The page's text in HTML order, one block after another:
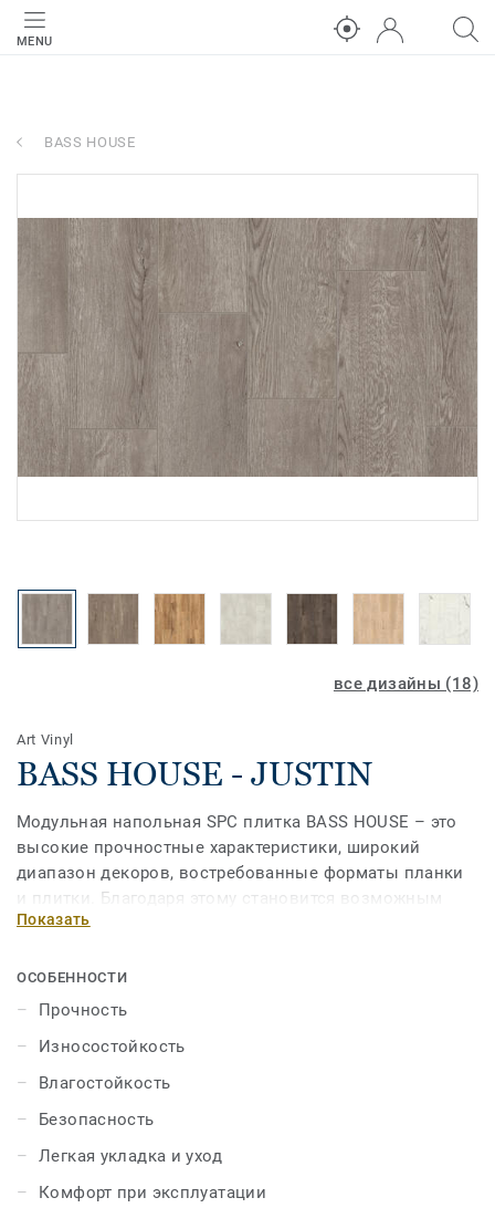
MENU
BASS HOUSE
все дизайны (18)
Art Vinyl
BASS HOUSE - JUSTIN
Модульная напольная SPC плитка BASS HOUSE – это
высокие прочностные характеристики, широкий
диапазон декоров, востребованные форматы планки
и плитки. Благодаря этому становится возможным
подобрать решение для каждого помещения в
полимерный композит в основе BASS HOUSE
отвечают за долгий срок службы. А крашеная фаска с
четырех сторон придает объем и глубину дизайнам в
Коллекция производится на предприятии с высокими
стандартами контроля качества и безопасности
продукции и производства.
Показать
ОСОБЕННОСТИ
Прочность
Износостойкость
Влагостойкость
Безопасность
Легкая укладка и уход
Комфорт при эксплуатации